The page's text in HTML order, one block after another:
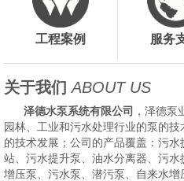
工程案例 服务
关于我们 ABOUT US
泽德水泵系统有限公司 ，泽德
园林、工业和污水处理行业的泵的
的技术发展；公司的产品覆盖：污
站、污水提升泵、油水分离器、污水
增压泵、污水泵、潜污泵、自来水